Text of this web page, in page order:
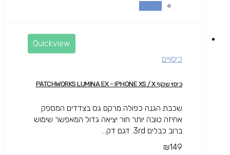
Quickview
כיסויים
כיסוי שקוף PATCHWORKS LUMINA EX – IPHONE XS / X
שכבת הגנה כפולה מרקם גס בצדדים המספק
אחיזה טובה יותר חור יציאה גדול המאפשר שימוש
ברוב כבלים 3rd. דגם דק...
₪149